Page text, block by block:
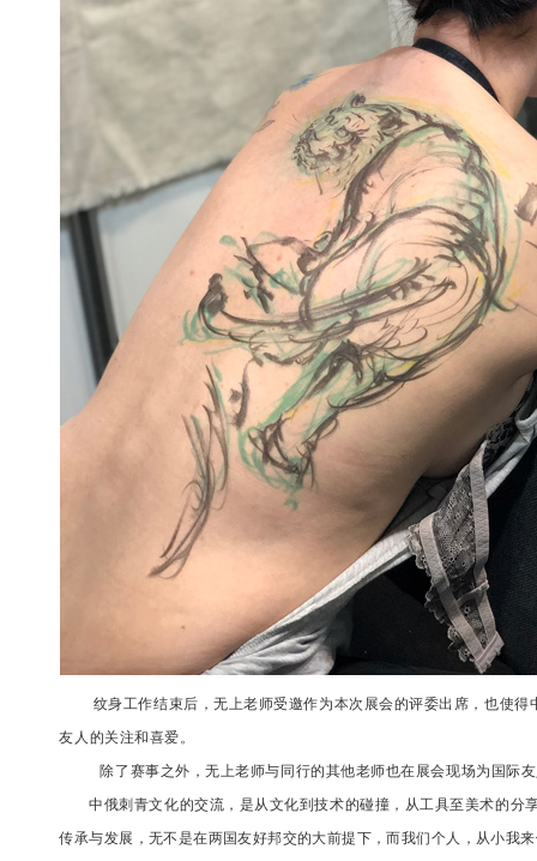
纹身工作结束后，无上老师受邀作为本次展会的评委出席，也使得
友人的关注和喜爱。
除了赛事之外，无上老师与同行的其他老师也在展会现场为国际
中俄刺青文化的交流，是从文化到技术的碰撞，从工具至美术的分
传承与发展，无不是在两国友好邦交的大前提下，而我们个人，从小我